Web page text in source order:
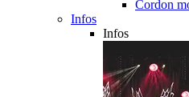
Cordon
Infos
Infos